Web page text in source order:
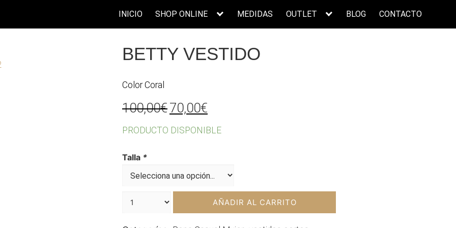
INICIO SHOP ONLINE MEDIDAS OUTLET BLOG CONTACTO
BETTY VESTIDO
Color Coral
100,00€El
original
70,00€
actual
PRODUCTO DISPONIBLE
Talla *
AÑADIR AL CARRITO